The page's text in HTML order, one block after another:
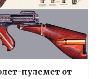
пулемет от